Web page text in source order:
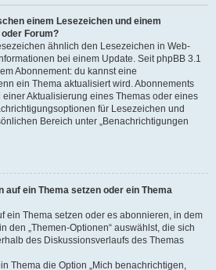
einem Lesezeichen und einem
Forum?
ähnlich den Lesezeichen in Web-
bei einem Update. Seit phpBB 3.1
Abonnement: du kannst eine
ein Thema aktualisiert wird. Abonnements
Aktualisierung eines Themas oder eines
für Lesezeichen und
Bereich unter „Benachrichtigungen
auf ein Thema setzen oder ein Thema
ein Thema setzen oder es abonnieren, in dem
den „Themen-Optionen“ auswählst, die sich
des Diskussionsverlaufs des Themas
Thema die Option „Mich benachrichtigen,